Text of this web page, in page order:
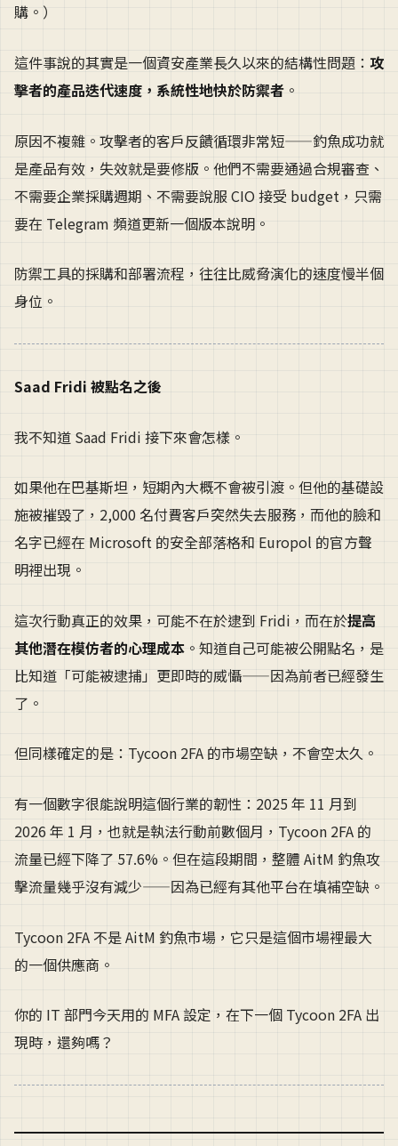
購。）
這件事說的其實是一個資安產業長久以來的結構性問題： 攻
擊者的產品迭代速度，系統性地快於防禦者 。
原因不複雜。攻擊者的客戶反饋循環非常短——釣魚成功就
是產品有效，失效就是要修版。他們不需要通過合規審查、
不需要企業採購週期、不需要說服 CIO 接受 budget，只需
要在 Telegram 頻道更新一個版本說明。
防禦工具的採購和部署流程，往往比威脅演化的速度慢半個
身位。
Saad Fridi 被點名之後
我不知道 Saad Fridi 接下來會怎樣。
如果他在巴基斯坦，短期內大概不會被引渡。但他的基礎設
施被摧毀了，2,000 名付費客戶突然失去服務，而他的臉和
名字已經在 Microsoft 的安全部落格和 Europol 的官方聲
明裡出現。
這次行動真正的效果，可能不在於逮到 Fridi，而在於提高
其他潛在模仿者的心理成本 。知道自己可能被公開點名，是
比知道「可能被逮捕」更即時的威懾——因為前者已經發生
了。
但同樣確定的是：Tycoon 2FA 的市場空缺，不會空太久。
有一個數字很能說明這個行業的韌性：2025 年 11 月到
2026 年 1 月，也就是執法行動前數個月，Tycoon 2FA 的
流量已經下降了 57.6%。但在這段期間，整體 AitM 釣魚攻
擊流量幾乎沒有減少——因為已經有其他平台在填補空缺。
Tycoon 2FA 不是 AitM 釣魚市場，它只是這個市場裡最大
的一個供應商。
你的 IT 部門今天用的 MFA 設定，在下一個 Tycoon 2FA 出
現時，還夠嗎？